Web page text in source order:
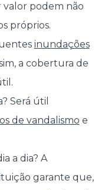
valor podem não
próprios.
inundações
a cobertura de
Será útil
de vandalismo e
a dia? A
garante que,